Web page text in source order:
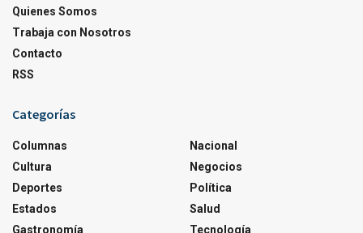
Quienes Somos
Trabaja con Nosotros
Contacto
RSS
Categorías
Columnas
Cultura
Deportes
Estados
Gastronomía
Nacional
Negocios
Política
Salud
Tecnología